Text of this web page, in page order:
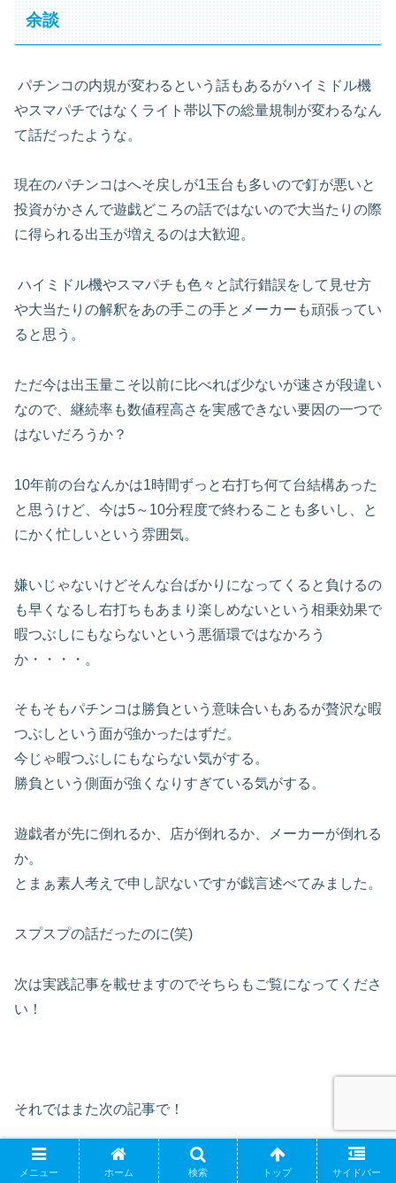
余談
パチンコの内規が変わるという話もあるがハイミドル機
やスマパチではなくライト帯以下の総量規制が変わるなん
て話だったような。
現在のパチンコはへそ戻しが1玉台も多いので釘が悪いと
投資がかさんで遊戯どころの話ではないので大当たりの際
に得られる出玉が増えるのは大歓迎。
ハイミドル機やスマパチも色々と試行錯誤をして見せ方
や大当たりの解釈をあの手この手とメーカーも頑張ってい
ると思う。
ただ今は出玉量こそ以前に比べれば少ないが速さが段違い
なので、継続率も数値程高さを実感できない要因の一つで
はないだろうか？
10年前の台なんかは1時間ずっと右打ち何て台結構あった
と思うけど、今は5～ 10分程度で終わることも多いし、と
にかく忙しいという雰囲気。
嫌いじゃないけどそんな台ばかりになってくると負けるの
も早くなるし右打ちもあまり楽しめないという相乗効果で
暇つぶしにもならないという悪循環ではなかろう
か・・・・。
そもそもパチンコは勝負という意味合いもあるが贅沢な暇
つぶしという面が強かったはずだ。
今じゃ暇つぶしにもならない気がする。
勝負という側面が強くなりすぎている気がする。
遊戯者が先に倒れるか、店が倒れるか、メーカーが倒れる
か。
とまぁ素人考えで申し訳ないですが戯言述べてみました。
スプスプの話だったのに(笑)
次は実践記事を載せますのでそちらもご覧になってくださ
い！
それではまた次の記事で！
メニュー ホーム 検索 トップ サイドバー